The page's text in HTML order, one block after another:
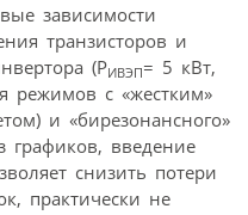
зависимости
транзисторов и
(PИВЭП= 5 кВт,
режимов с «жестким»
и «бирезонансного»
графиков, введение
снизить потери
практически не